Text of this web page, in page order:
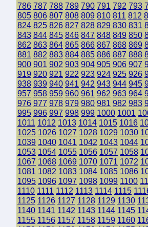
786 787 788 789 790 791 792 793
805 806 807 808 809 810 811 812
824 825 826 827 828 829 830 831
843 844 845 846 847 848 849 850
862 863 864 865 866 867 868 869
881 882 883 884 885 886 887 888
900 901 902 903 904 905 906 907
919 920 921 922 923 924 925 926
938 939 940 941 942 943 944 945
957 958 959 960 961 962 963 964
976 977 978 979 980 981 982 983
995 996 997 998 999 1000 1001
1011 1012 1013 1014 1015 1016
1025 1026 1027 1028 1029 1030
1039 1040 1041 1042 1043 1044
1053 1054 1055 1056 1057 1058
1067 1068 1069 1070 1071 1072
1081 1082 1083 1084 1085 1086
1095 1096 1097 1098 1099 1100
1110 1111 1112 1113 1114 1115
1125 1126 1127 1128 1129 1130
1140 1141 1142 1143 1144 1145
1155 1156 1157 1158 1159 1160